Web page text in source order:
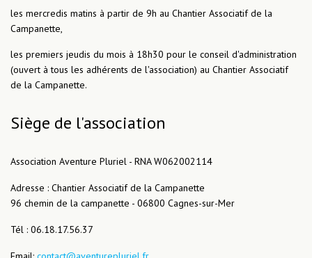
les mercredis matins à partir de 9h au Chantier Associatif de la
Campanette,
les premiers jeudis du mois à 18h30 pour le conseil d'administration
(ouvert à tous les adhérents de l'association) au Chantier Associatif
de la Campanette.
Siège de l'association
Association Aventure Pluriel - RNA W062002114
Adresse : Chantier Associatif de la Campanette
96 chemin de la campanette - 06800 Cagnes-sur-Mer
Tél : 06.18.17.56.37